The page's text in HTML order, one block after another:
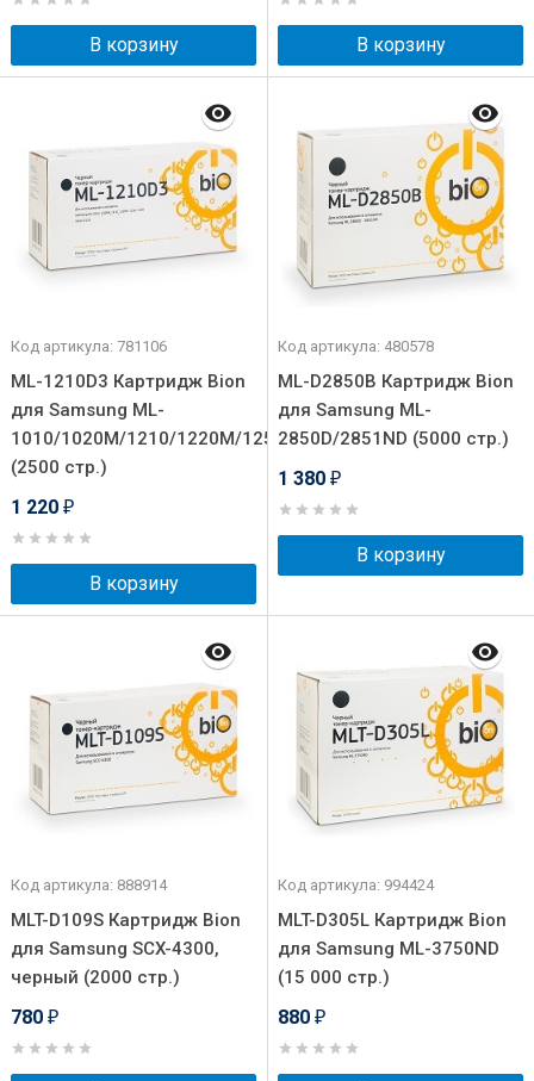
В корзину В корзину
Код артикула: 781106
ML-1210D3 Картридж Bion
для Samsung ML-
1010/1020M/1210/1220M/1250/1430/4500
(2500 стр.)
1 220 ₽
В корзину
Код артикула: 480578
ML-D2850B Картридж Bion
для Samsung ML-
2850D/2851ND (5000 стр.)
1 380 ₽
В корзину
Код артикула: 888914
MLT-D109S Картридж Bion
для Samsung SCX-4300,
черный (2000 стр.)
780 ₽
Код артикула: 994424
MLT-D305L Картридж Bion
для Samsung ML-3750ND
(15 000 стр.)
880 ₽